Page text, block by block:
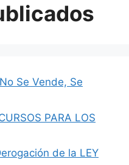
Se Vende, Se
PARA LOS
de la LEY